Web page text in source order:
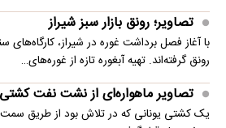
تصاویر؛ رونق بازار سبز شیراز
با آغاز فصل برداشت غوره در شیراز، کارگاه‌های
رونق گرفته‌اند. تهیه آبغوره تازه از غوره‌های…
تصاویر ماهواره‌ای از نشت نفت کشتی
یک کشتی یونانی که در تلاش بود از طریق سمت